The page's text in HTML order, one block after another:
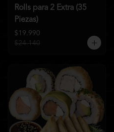
Rolls para 2 Extra (35
Piezas)
$19.990
$24.140